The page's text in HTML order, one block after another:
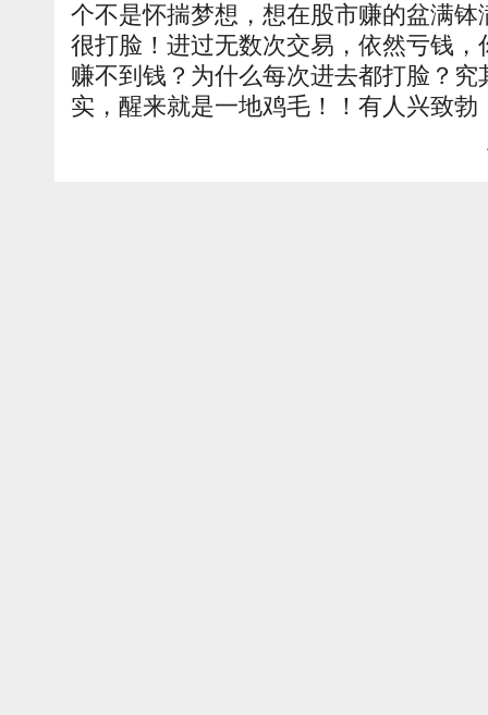
个不是怀揣梦想，想在股市赚的盆满
很打脸！进过无数次交易，依然亏钱
赚不到钱？为什么每次进去都打脸？
实，醒来就是一地鸡毛！！有人兴致勃